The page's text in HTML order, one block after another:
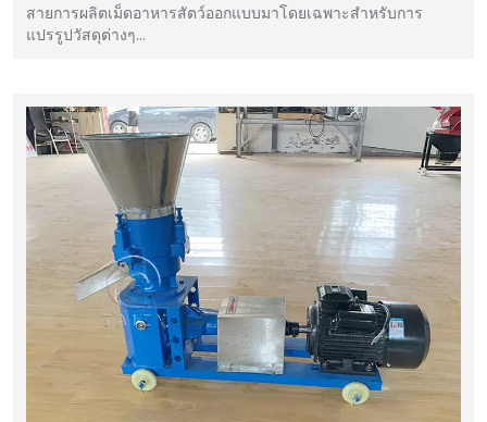
สายการผลิตเม็ดอาหารสัตว์ออกแบบมาโดยเฉพาะสำหรับการ
แปรรูปวัสดุต่างๆ…